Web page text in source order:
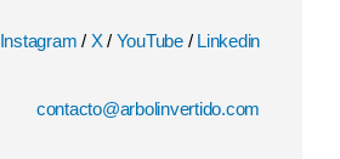
Instagram / X/ YouTube / Linkedin
contacto@arbolinvertido.com